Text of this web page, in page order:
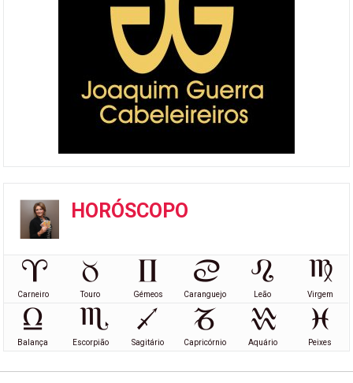
HORÓSCOPO
Carneiro Touro Gémeos Caranguejo Leão Virgem
Balança Escorpião Sagitário Capricórnio Aquário Peixes